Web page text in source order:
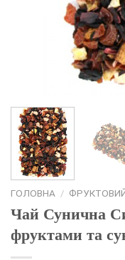
ГОЛОВНА /
Чай Сунична
фруктами та